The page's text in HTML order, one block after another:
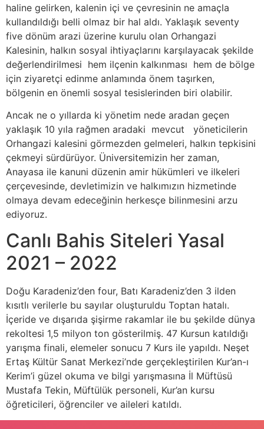
haline gelirken, kalenin içi ve çevresinin ne amaçla
kullandıldığı belli olmaz bir hal aldı. Yaklaşık seventy
five dönüm arazi üzerine kurulu olan Orhangazi
Kalesinin, halkın sosyal ihtiyaçlarını karşılayacak şekilde
değerlendirilmesi hem ilçenin kalkınması hem de bölge
için ziyaretçi edinme anlamında önem taşırken,
bölgenin en önemli sosyal tesislerinden biri olabilir.
Ancak ne o yıllarda ki yönetim nede aradan geçen
yaklaşık 10 yıla rağmen aradaki mevcut yöneticilerin
Orhangazi kalesini görmezden gelmeleri, halkın tepkisini
çekmeyi sürdürüyor. Üniversitemizin her zaman,
Anayasa ile kanuni düzenin amir hükümleri ve ilkeleri
çerçevesinde, devletimizin ve halkımızın hizmetinde
olmaya devam edeceğinin herkesçe bilinmesini arzu
ediyoruz.
Canlı Bahis Siteleri Yasal
2021 – 2022
Doğu Karadeniz’den four, Batı Karadeniz’den 3 ilden
kısıtlı verilerle bu sayılar oluşturuldu Toptan hatalı.
İçeride ve dışarıda şişirme rakamlar ile bu şekilde dünya
rekoltesi 1,5 milyon ton gösterilmiş. 47 Kursun katıldığı
yarışma finali, elemeler sonucu 7 Kurs ile yapıldı. Neşet
Ertaş Kültür Sanat Merkezi’nde gerçekleştirilen Kur’an-ı
Kerim’i güzel okuma ve bilgi yarışmasına İl Müftüsü
Mustafa Tekin, Müftülük personeli, Kur’an kursu
öğreticileri, öğrenciler ve aileleri katıldı.